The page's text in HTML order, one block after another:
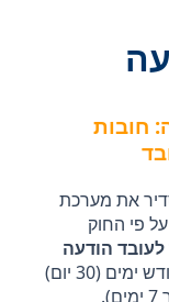
חובות
את מערכת
פי החוק
הודעה
לא יאוחר מחודש ימים (30 יום)